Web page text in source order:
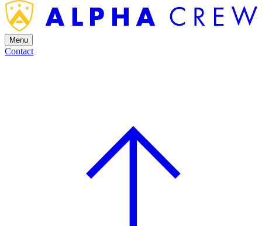
Menu
Contact